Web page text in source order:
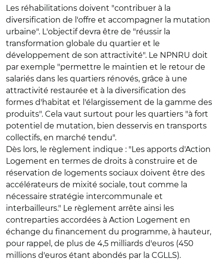
Les réhabilitations doivent "contribuer à la
diversification de l'offre et accompagner la mutation
urbaine". L'objectif devra être de "réussir la
transformation globale du quartier et le
développement de son attractivité". Le NPNRU doit
par exemple "permettre le maintien et le retour de
salariés dans les quartiers rénovés, grâce à une
attractivité restaurée et à la diversification des
formes d'habitat et l'élargissement de la gamme des
produits". Cela vaut surtout pour les quartiers "à fort
potentiel de mutation, bien desservis en transports
collectifs, en marché tendu".
Dès lors, le règlement indique : "Les apports d'Action
Logement en termes de droits à construire et de
réservation de logements sociaux doivent être des
accélérateurs de mixité sociale, tout comme la
nécessaire stratégie intercommunale et
interbailleurs." Le règlement arrête ainsi les
contreparties accordées à Action Logement en
échange du financement du programme, à hauteur,
pour rappel, de plus de 4,5 milliards d'euros (450
millions d'euros étant abondés par la CGLLS).